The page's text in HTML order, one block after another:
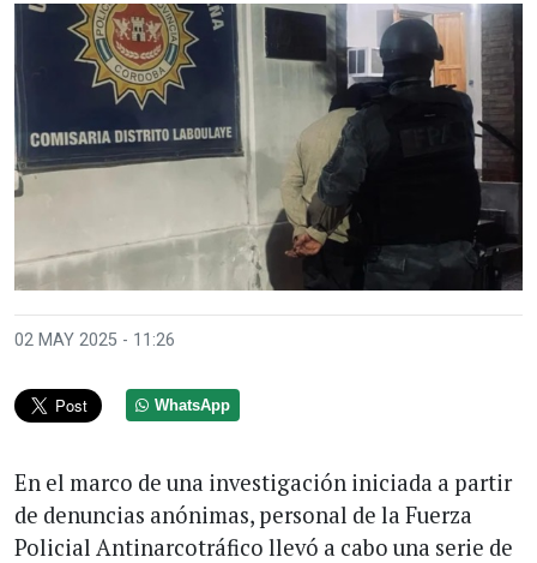
02 MAY 2025 - 11:26
WhatsApp
En el marco de una investigación iniciada a partir
de denuncias anónimas, personal de la Fuerza
Policial Antinarcotráfico llevó a cabo una serie de